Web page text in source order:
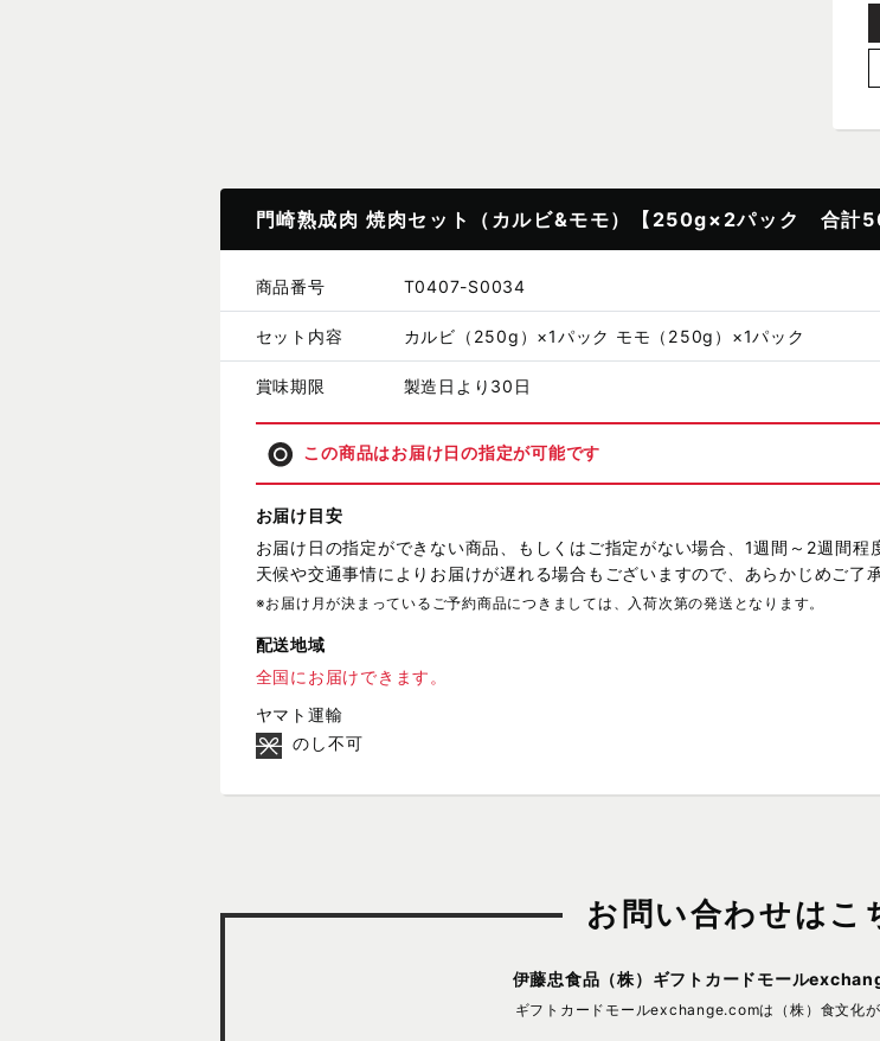
門崎熟成肉 焼肉セット（カルビ&モモ）【250g×2パック 合計
商品番号 T0407-S0034
セット内容 カルビ（250g）×1パック モモ（250g）×1パック
賞味期限 製造日より30日
この商品はお届け日の指定が可能です
お届け目安
お届け日の指定ができない商品、もしくはご指定がない場合、1週間～2週間程
天候や交通事情によりお届けが遅れる場合もございますので、あらかじめご了承
※お届け月が決まっているご予約商品につきましては、入荷次第の発送となります。
配送地域
全国にお届けできます。
ヤマト運輸
のし不可
お問い合わせはこ
伊藤忠食品（株） ギフトカードモール
ギフトカードモールexchange.comは （株）食文化